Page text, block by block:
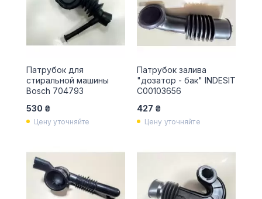
Патрубок для
стиральной машины
Bosch 704793
530 ₴
Цену уточняйте
Патрубок залива
"дозатор - бак" INDESIT
C00103656
427 ₴
Цену уточняйте